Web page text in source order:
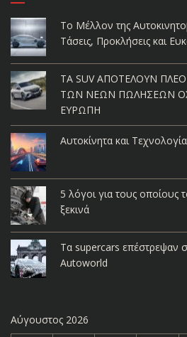
Το Μέλλον της
Τάσεις, Προκλήσεις και
ΤΑ SUV ΑΠΟΤΕΛΟΥΝ
ΤΩΝ ΝΕΩΝ ΠΩΛΗΣΕΩΝ
ΕΥΡΩΠΗ
Αυτοκίνητα και
5 λόγοι για τους οποίους
ξεκινά
Τα supercars επέστρεψαν
Autoworld
Αύγουστος 2026